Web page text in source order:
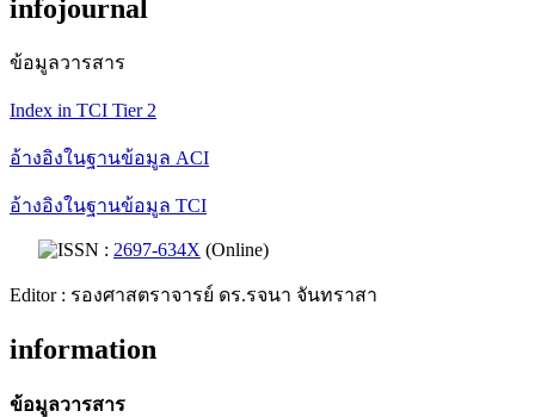
infojournal
ข้อมูลวารสาร
Index in TCI Tier 2
อ้างอิงในฐานข้อมูล ACI
อ้างอิงในฐานข้อมูล TCI
ISSN : 2697-634X (Online)
Editor : รองศาสตราจารย์ ดร.รจนา จันทราสา
information
ข้อมูลวารสาร